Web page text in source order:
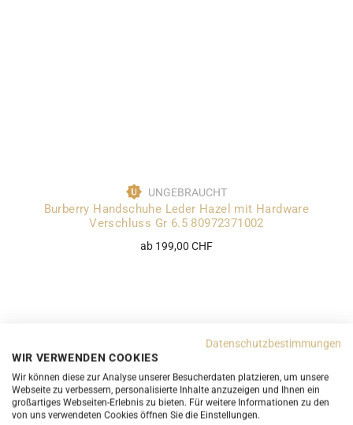
UNGEBRAUCHT
Burberry Handschuhe Leder Hazel mit Hardware
Verschluss Gr 6.5 80972371002
ab 199,00 CHF
Datenschutzbestimmungen
WIR VERWENDEN COOKIES
Wir können diese zur Analyse unserer Besucherdaten platzieren, um unsere
Webseite zu verbessern, personalisierte Inhalte anzuzeigen und Ihnen ein
großartiges Webseiten-Erlebnis zu bieten. Für weitere Informationen zu den
von uns verwendeten Cookies öffnen Sie die Einstellungen.